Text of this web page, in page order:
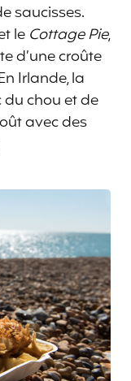
saucisses.
le Cottage Pie,
d’une croûte
Irlande, la
chou et de
avec des